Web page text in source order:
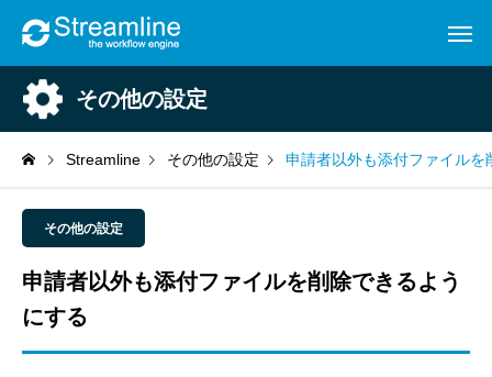
その他の設定
Streamline その他の設定 申請者以外も添付ファイルを
その他の設定
申請者以外も添付ファイルを削除できるよう
にする